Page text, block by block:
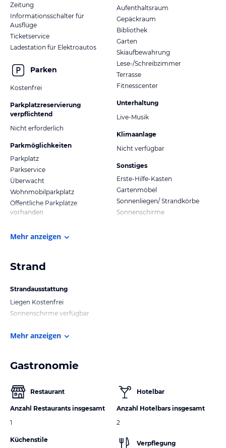
Zeitung
Informationsschalter für
Ausflüge
Ticketservice
Ladestation für Elektroautos
Parken
Kostenfrei
Parkplatzreservierung
verpflichtend
Nicht erforderlich
Parkmöglichkeiten
Parkplatz
Parkservice
Überwacht
Wohnmobilparkplatz
Öffentliche Parkplätze
vorhanden
Aufenthaltsraum
Gepäckraum
Bibliothek
Garten
Skiaufbewahrung
Lese-/Schreibzimmer
Terrasse
Fitnesscenter
Unterhaltung
Live-Musik
Klimaanlage
Nicht verfügbar
Sonstiges
Erste-Hilfe-Kasten
Gartenmöbel
Sonnenliegen/ Strandkörbe
Sonnenschirme
Mehr anzeigen
Strand
Strandausstattung
Liegen Kostenfrei
Sonnenschirme verfügbar
Mehr anzeigen
Gastronomie
Restaurant
Anzahl Restaurants insgesamt
1
Küchenstile
Hotelbar
Anzahl Hotelbars insgesamt
2
Verpflegung